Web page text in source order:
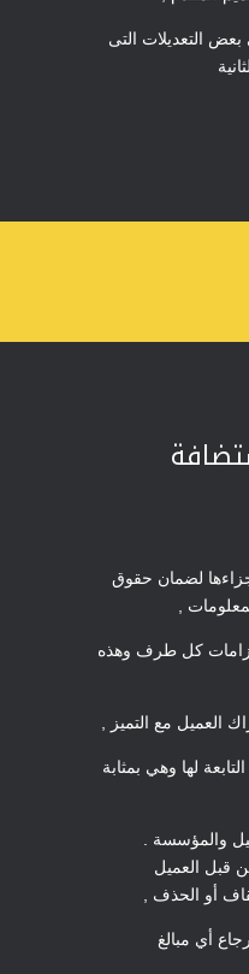
التعديلات التى
لضمان حقوق
,
كل طرف وهذه
العميل مع التميز ,
لها وهي بمثابة
والمؤسسة .
قبل العميل
أو الحذف ,
أي مبالغ